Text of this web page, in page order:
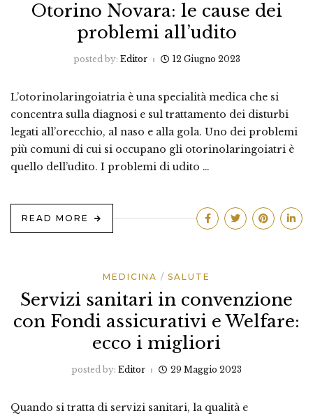
Otorino Novara: le cause dei
problemi all’udito
posted by: Editor 12 Giugno 2023
L’otorinolaringoiatria è una specialità medica che si
concentra sulla diagnosi e sul trattamento dei disturbi
legati all’orecchio, al naso e alla gola. Uno dei problemi
più comuni di cui si occupano gli otorinolaringoiatri è
quello dell’udito. I problemi di udito …
READ MORE
MEDICINA SALUTE
Servizi sanitari in convenzione
con Fondi assicurativi e Welfare:
ecco i migliori
posted by: Editor 29 Maggio 2023
Quando si tratta di servizi sanitari, la qualità e